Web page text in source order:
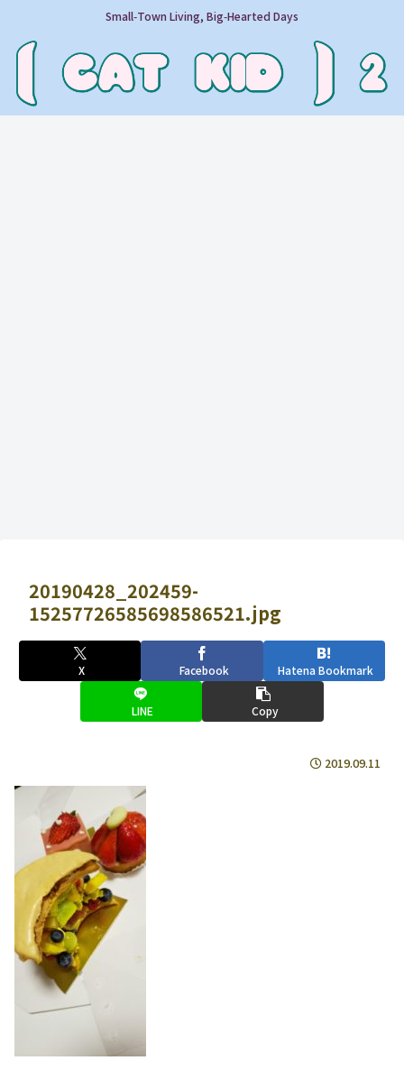
Small‑Town Living, Big‑Hearted Days
20190428_202459-
15257726585698586521.jpg
X Facebook Hatena Bookmark
LINE Copy
2019.09.11